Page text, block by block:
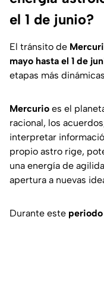
el 1 de junio?
El tránsito de
mayo hasta el 1 de
etapas más
Mercurio es el
racional, los
interpretar
propio astro rige,
una energía de
apertura a nuevas
Durante este periodo